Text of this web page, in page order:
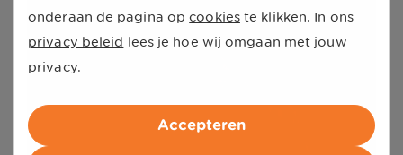
onderaan de pagina op cookies te klikken. In ons
privacy beleid lees je hoe wij omgaan met jouw
privacy.
Accepteren